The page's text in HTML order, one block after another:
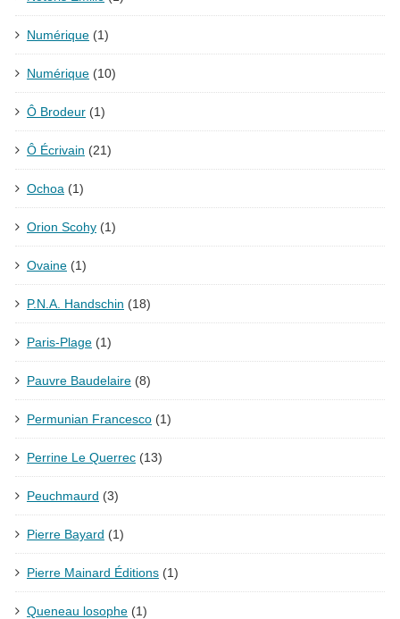
Numérique (1)
Numérique (10)
Ô Brodeur (1)
Ô Écrivain (21)
Ochoa (1)
Orion Scohy (1)
Ovaine (1)
P.N.A. Handschin (18)
Paris-Plage (1)
Pauvre Baudelaire (8)
Permunian Francesco (1)
Perrine Le Querrec (13)
Peuchmaurd (3)
Pierre Bayard (1)
Pierre Mainard Éditions (1)
Queneau losophe (1)